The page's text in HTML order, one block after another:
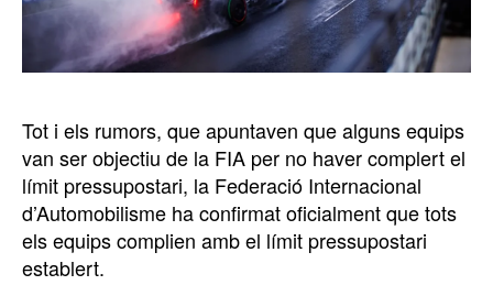
Tot i els rumors, que apuntaven que alguns equips
van ser objectiu de la FIA per no haver complert el
límit pressupostari, la Federació Internacional
d’Automobilisme ha confirmat oficialment que tots
els equips complien amb el límit pressupostari
establert.